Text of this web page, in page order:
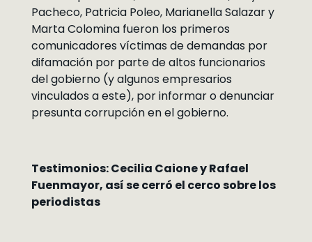
Pacheco, Patricia Poleo, Marianella Salazar y
Marta Colomina fueron los primeros
comunicadores víctimas de demandas por
difamación por parte de altos funcionarios
del gobierno (y algunos empresarios
vinculados a este), por informar o denunciar
presunta corrupción en el gobierno.
Testimonios: Cecilia Caione y Rafael
Fuenmayor, así se cerró el cerco sobre los
periodistas